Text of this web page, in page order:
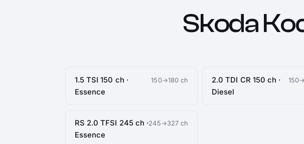
Skoda
1.5 TSI 150 ch ·
Essence
150→180 ch
2.0 TDI CR 150 ch ·
Diesel
RS 2.0 TFSI 245 ch ·
Essence
245→327 ch